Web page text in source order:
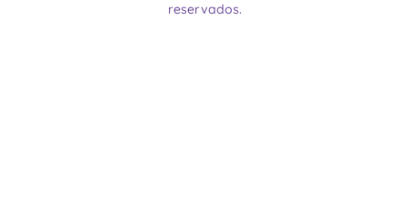
reservados.